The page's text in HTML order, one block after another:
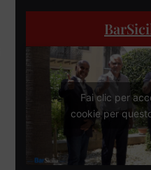
Fai clic per
cookie per